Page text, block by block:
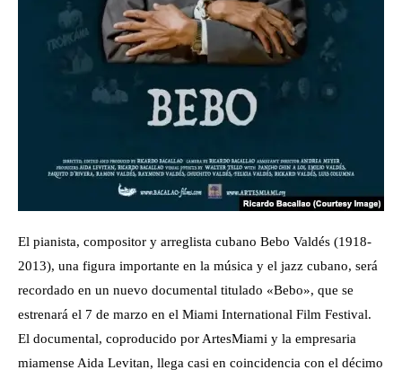
El pianista, compositor y arreglista cubano Bebo Valdés (1918-
2013), una figura importante en la música y el jazz cubano, será
recordado en un nuevo documental titulado «Bebo», que se
estrenará el 7 de marzo en el Miami International Film Festival.
El documental, coproducido por ArtesMiami y la empresaria
miamense Aida Levitan, llega casi en coincidencia con el décimo